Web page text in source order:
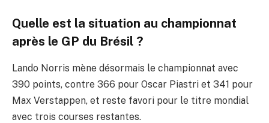
Quelle est la situation au championnat
après le GP du Brésil ?
Lando Norris mène désormais le championnat avec
390 points, contre 366 pour Oscar Piastri et 341 pour
Max Verstappen, et reste favori pour le titre mondial
avec trois courses restantes.